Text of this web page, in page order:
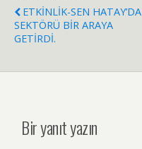
ETKİNLİK-SEN HATAY’DA
SEKTÖRÜ BİR ARAYA
GETİRDİ.
Bir yanıt yazın